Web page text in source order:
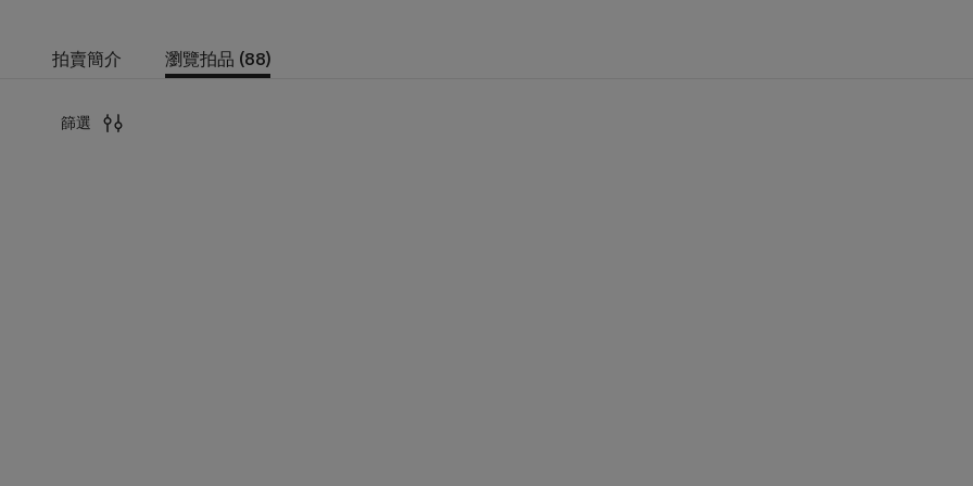
拍賣簡介 瀏覽拍品 (88)
篩選